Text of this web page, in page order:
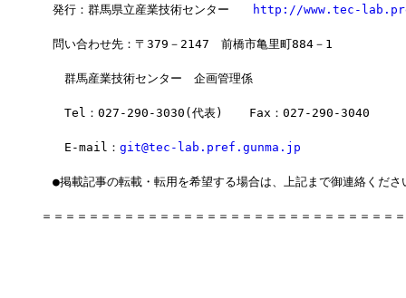
発行：群馬県立産業技術センター http://www.tec-
問い合わせ先：〒379－2147　前橋市亀里町884－1
群馬産業技術センター　企画管理係
Tel：027-290-3030(代表)  　Fax：027-290-3040
E-mail： git@tec-lab.pref.gunma.jp
●掲載記事の転載・転用を希望する場合は、上記まで御連絡くださ
＝＝＝＝＝＝＝＝＝＝＝＝＝＝＝＝＝＝＝＝＝＝＝＝＝＝＝＝＝＝